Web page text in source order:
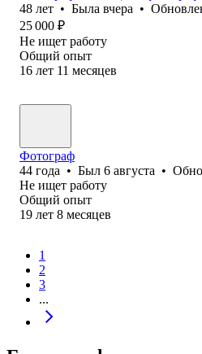
48 лет • Была вчера •
25 000 ₽
Не ищет работу
Общий опыт
16 лет 11 месяцев
Фотограф
44 года • Был 6 августа •
Не ищет работу
Общий опыт
19 лет 8 месяцев
1
2
3
...